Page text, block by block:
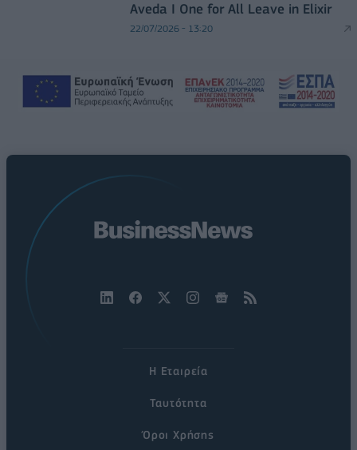
Aveda I One for All Leave in Elixir
22/07/2026 - 13:20
Η Εταιρεία
Ταυτότητα
Όροι Χρήσης